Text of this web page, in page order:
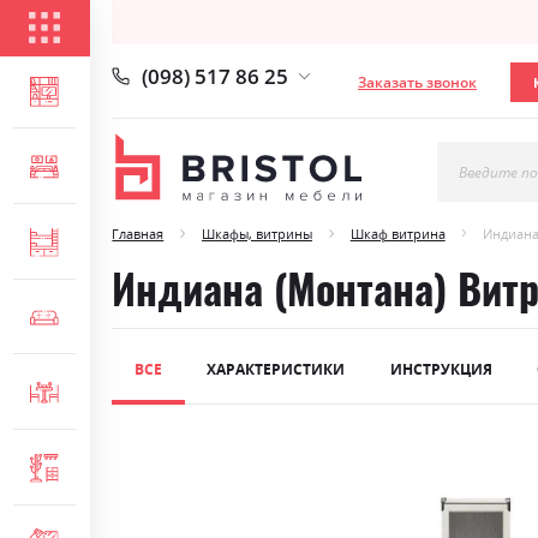
ГОСТИНАЯ
СПАЛЬНЯ
ДЕТСКАЯ
МЯГКАЯ МЕБЕЛЬ
(098) 517 86 25 Заказать звонок
Введите
Главная Шкафы, витрины Шкаф витрина
Индиана (Монтана)
ВСЕ ХАРАКТЕРИСТИКИ ИНСТРУКЦИЯ